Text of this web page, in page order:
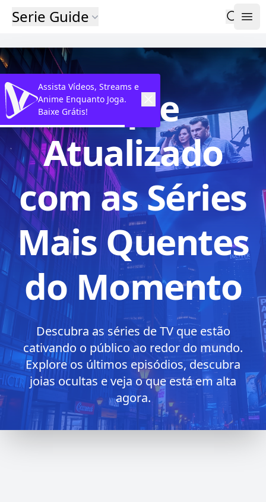
Serie Guide
Fique
Atualizado
com as Séries
Mais Quentes
do Momento
Descubra as séries de TV que estão
cativando o público ao redor do mundo.
Explore os últimos episódios, descubra
joias ocultas e veja o que está em alta
agora.
Assista Vídeos, Streams e
Anime Enquanto Joga.
Baixe Grátis!